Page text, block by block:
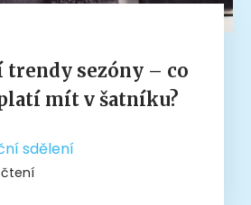
trendy sezóny – co
mít v šatníku?
sdělení